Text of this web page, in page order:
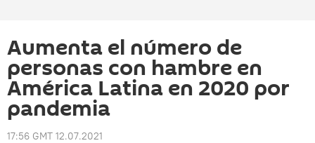
Aumenta el número de
personas con hambre en
América Latina en 2020 por
pandemia
17:56 GMT 12.07.2021